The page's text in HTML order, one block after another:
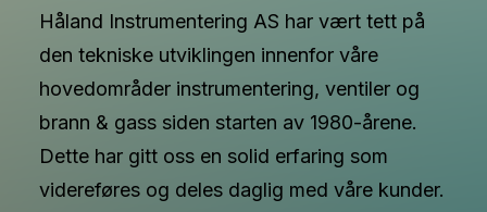
Håland Instrumentering AS har vært tett på
den tekniske utviklingen innenfor våre
hovedområder instrumentering, ventiler og
brann & gass siden starten av 1980-årene.
Dette har gitt oss en solid erfaring som
videreføres og deles daglig med våre kunder.